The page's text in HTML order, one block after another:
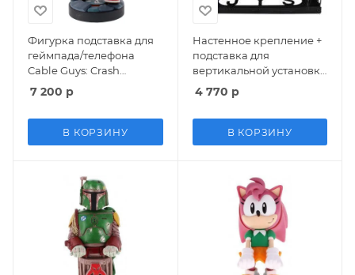
Фигурка подставка для
геймпада/телефона
Cable Guys: Crash
Bandicoot 4 (894497)
(CGCRAC300283) 21 см
7 200 р
В КОРЗИНУ
Настенное крепление +
подставка для
вертикальной установки
консоли + держатель для
дисков (JYS-P4120) (PS4)
4 770 р
В КОРЗИНУ